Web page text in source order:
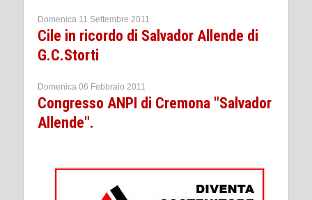
Domenica 11 Settembre 2011
Cile in ricordo di Salvador Allende di
G.C.Storti
Domenica 06 Febbraio 2011
Congresso ANPI di Cremona "Salvador
Allende".